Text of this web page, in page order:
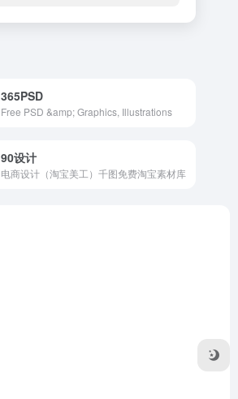
365PSD
Free PSD &amp; Graphics, Illustrations
90设计
电商设计（淘宝美工）千图免费淘宝素材库